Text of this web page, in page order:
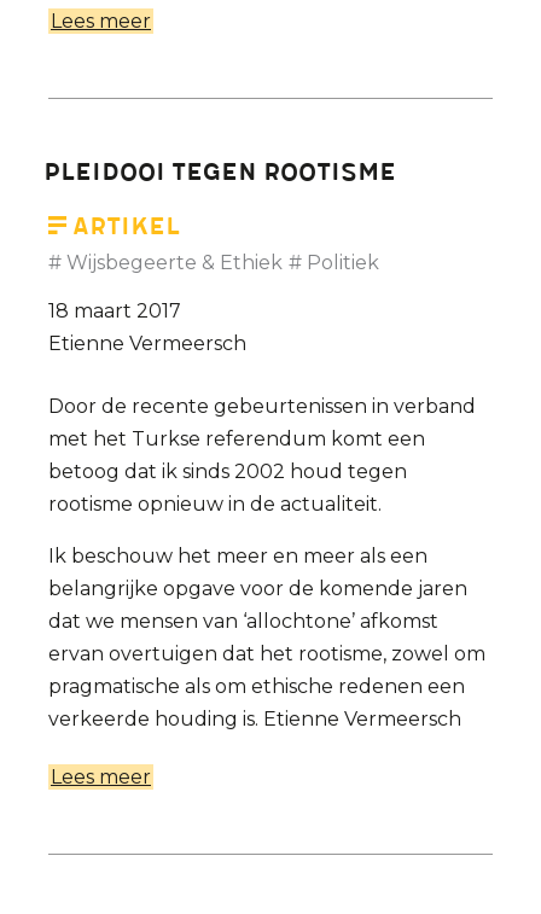
Lees meer
Kerk
eerbied
leven?
Pleidooi tegen rootisme
Artikel
Wijsbegeerte & Ethiek Politiek
18 maart 2017
Etienne Vermeersch
Door de recente gebeurtenissen in verband
met het Turkse referendum komt een
betoog dat ik sinds 2002 houd tegen
rootisme opnieuw in de actualiteit.
Ik beschouw het meer en meer als een
belangrijke opgave voor de komende jaren
dat we mensen van ‘allochtone’ afkomst
ervan overtuigen dat het rootisme, zowel om
pragmatische als om ethische redenen een
verkeerde houding is. Etienne Vermeersch
Lees meer